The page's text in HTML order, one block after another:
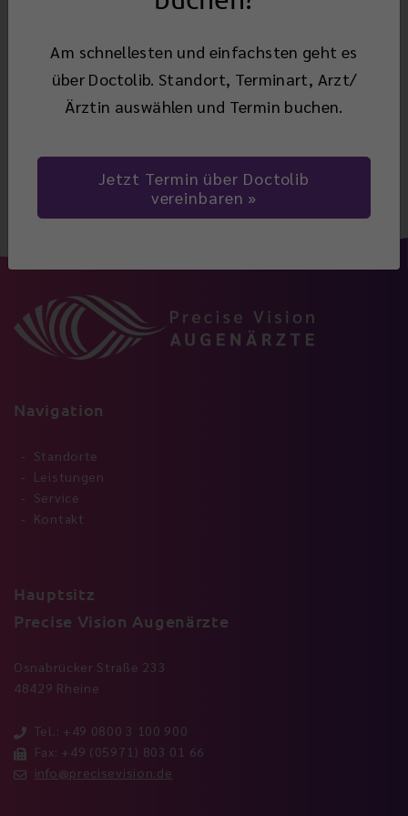
Am schnellesten und einfachsten geht es
über Doctolib. Standort, Terminart, Arzt/
Ärztin auswählen und Termin buchen.
Jetzt Termin über Doctolib
vereinbaren
Navigation
Standorte
Leistungen
Service
Kontakt
Hauptsitz
Precise Vision Augenärzte
Osnabrücker Straße 233
48429 Rheine
Tel.: +49 0800 3 100 900
Fax: +49 (05971) 803 01 66
info@precisevision.de